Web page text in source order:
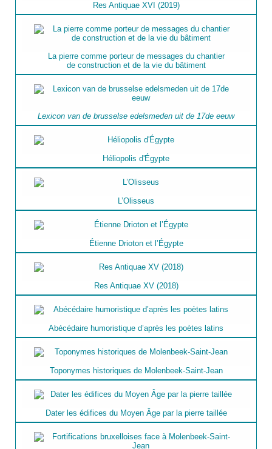
Res Antiquae XVI (2019)
La pierre comme porteur de messages du chantier
de construction et de la vie du bâtiment
Lexicon van de brusselse edelsmeden uit de 17de eeuw
Héliopolis d'Égypte
L’Olisseus
Étienne Drioton et l’Égypte
Res Antiquae XV (2018)
Abécédaire humoristique d’après les poètes latins
Toponymes historiques de Molenbeek-Saint-Jean
Dater les édifices du Moyen Âge par la pierre taillée